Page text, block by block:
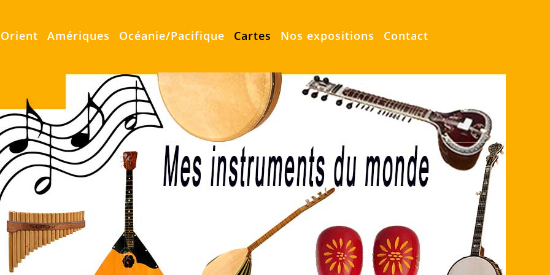
Amériques Océanie/Pacifique Cartes Nos expositions Contact